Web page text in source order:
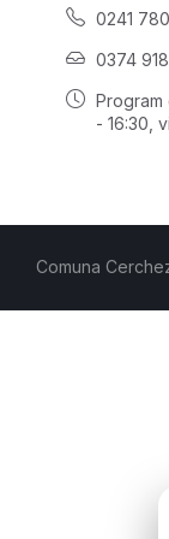
0241
0374
Program
- 16:30 ,
Comuna